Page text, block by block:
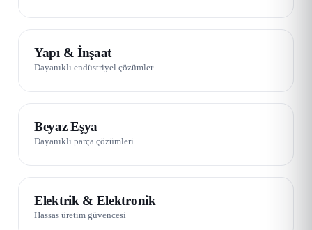
03 / 08
Yapı & İnşaat
Dayanıklı endüstriyel çözümler
Beyaz Eşya
Dayanıklı parça çözümleri
Elektrik & Elektronik
Hassas üretim güvencesi